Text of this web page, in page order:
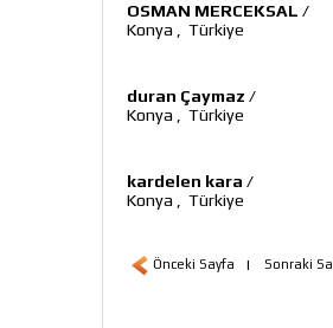
OSMAN MERCEKSAL /
Konya
Türkiye
duran Çaymaz /
Konya
Türkiye
kardelen kara /
Konya
Türkiye
Önceki Sayfa | Sonraki